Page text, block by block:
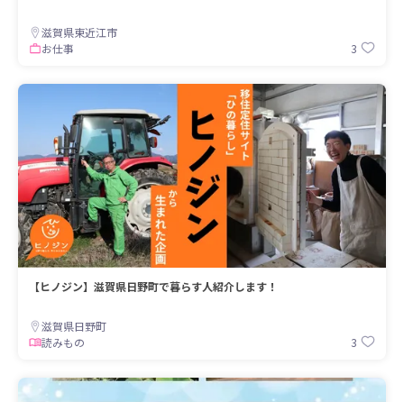
滋賀県東近江市
お仕事
3
【ヒノジン】滋賀県日野町で暮らす人紹介します！
滋賀県日野町
読みもの
3